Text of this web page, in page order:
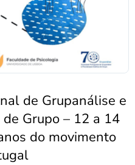
de Grupanálise e
Grupo – 12 a 14
do movimento